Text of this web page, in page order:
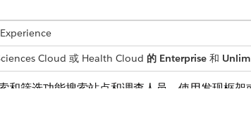
Cloud 或 Health Cloud 的 Enterprise和
和筛选功能搜索站点和调查人员。使用发现框